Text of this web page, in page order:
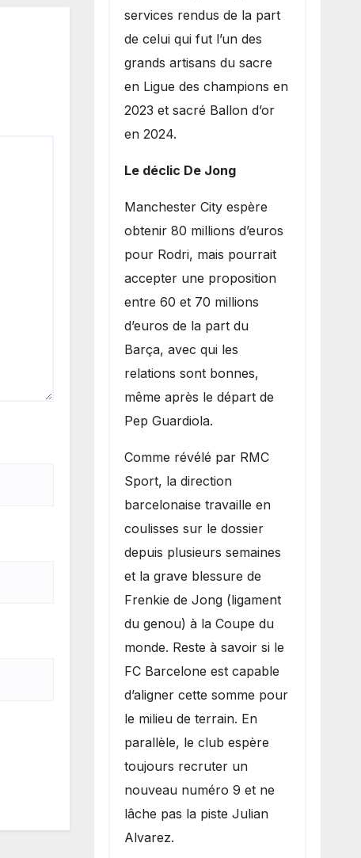
services rendus de la part
de celui qui fut l’un des
grands artisans du sacre
en Ligue des champions en
2023 et sacré Ballon d’or
en 2024.
Le déclic De Jong
​Manchester City espère
obtenir 80 millions d’euros
pour Rodri, mais pourrait
accepter une proposition
entre 60 et 70 millions
d’euros de la part du
Barça, avec qui les
relations sont bonnes,
même après le départ de
Pep Guardiola.
​Comme révélé par RMC
Sport, la direction
barcelonaise travaille en
coulisses sur le dossier
depuis plusieurs semaines
et la grave blessure de
Frenkie de Jong (ligament
du genou) à la Coupe du
monde. Reste à savoir si le
FC Barcelone est capable
d’aligner cette somme pour
le milieu de terrain. En
parallèle, le club espère
toujours recruter un
nouveau numéro 9 et ne
lâche pas la piste Julian
Alvarez.